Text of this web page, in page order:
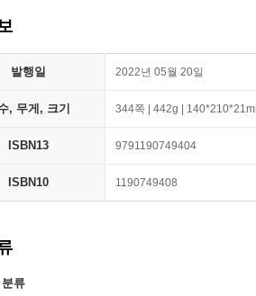
발행일 2022년 05월 20일
, 무게, 크기 344쪽 | 442g |
ISBN13 9791190749404
ISBN10 1190749408
류